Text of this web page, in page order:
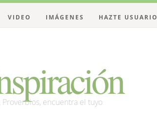
Proverbios, encuentra el tuyo
VIDEO IMÁGENES HAZTE USUARIO